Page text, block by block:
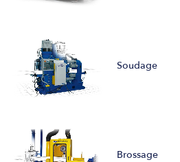
Soudage
Brossage